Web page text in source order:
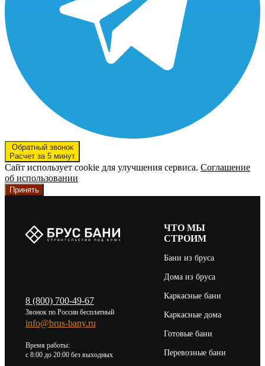
Обратный звонок
Расчет за 5 минут
Сайт использует cookie для улучшения сервиса. Соглашение
об использовании
Принять
8 (800) 700-49-67
Звонок по России бесплатный
info@brus-bany.ru
Время работы:
c 8:00 до 20:00 без выходных
ЧТО МЫ
СТРОИМ
Бани из бруса
Дома из бруса
Каркасные бани
Каркасные дома
Готовые бани
Перевозные бани